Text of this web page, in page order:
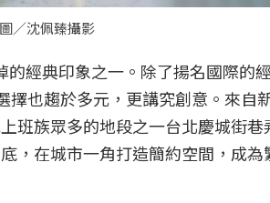
／沈佩臻攝影
經典印象之一。除了揚名國際的
也趨於多元，更講究創意。來自
班族眾多的地段之一台北慶城街巷
，在城市一角打造簡約空間，成為